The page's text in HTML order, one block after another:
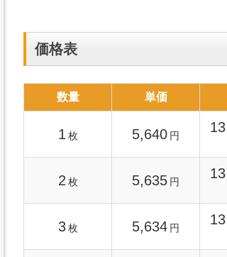
価格表
数量 単価
1 枚 5,640 円
13
2 枚 5,635 円
13
3 枚 5,634 円
13